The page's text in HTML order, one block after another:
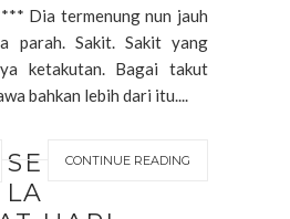
Dia termenung nun jauh
parah. Sakit. Sakit yang
ketakutan. Bagai takut
bahkan lebih dari itu....
CONTINUE READING
SE
LA